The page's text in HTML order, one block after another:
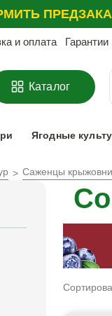
и оплата Гарантии
Каталог
Ягодные
Саженцы